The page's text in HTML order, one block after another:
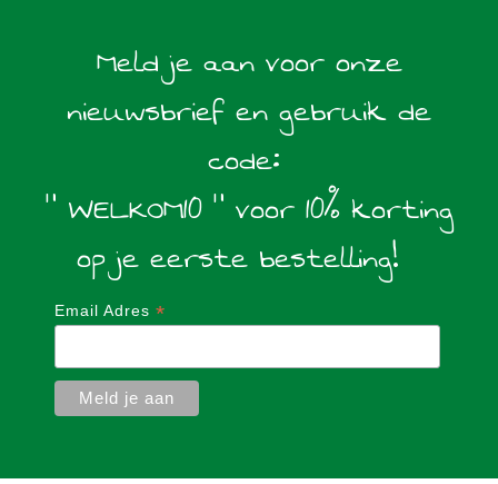
Meld je aan voor onze
nieuwsbrief en gebruik de
code:
" WELKOM10 " voor 10% korting
op je eerste bestelling!
Email Adres*